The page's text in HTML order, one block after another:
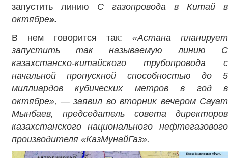
запустить линию C газопровода в Китай в
октябре».
В нем говорится так: «Астана планирует
запустить так называемую линию C
казахстанско-китайского трубопровода с
начальной пропускной способностью до 5
миллиардов кубических метров в год в
октябре», — заявил во вторник вечером Сауат
Мынбаев, председатель совета директоров
казахстанского национального нефтегазового
производителя «КазМунайГаз».